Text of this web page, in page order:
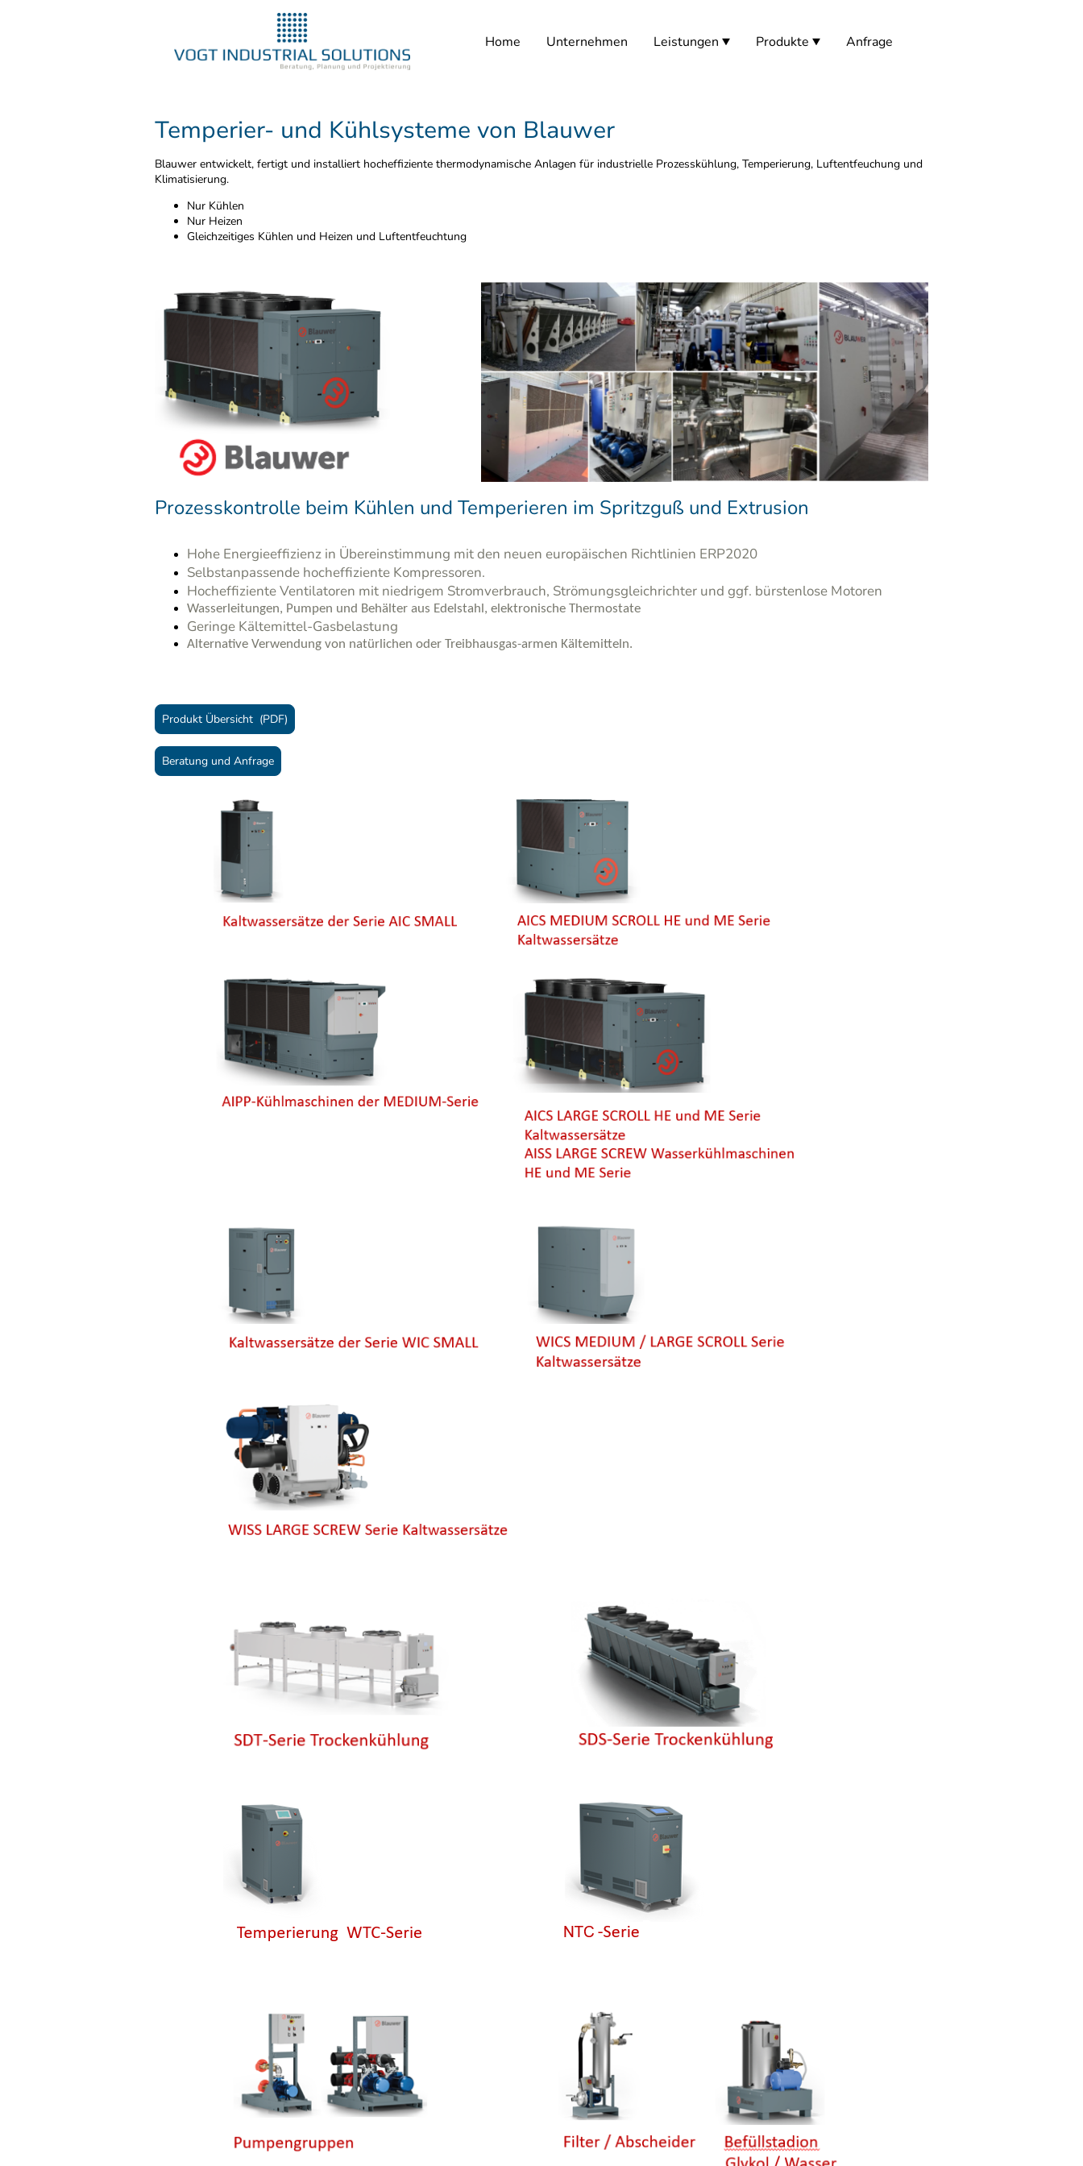
Home Unternehmen Leistungen Produkte Anfrage
Temperier- und Kühlsysteme von Blauwer
Produkt Übersicht (PDF)
Blauwer entwickelt, fertigt und installiert hocheffiziente thermodynamische Anlagen für industrielle Prozesskühlung, Temperierung, Luftentfeuchung und
Klimatisierung.
Nur Kühlen
Nur Heizen
Gleichzeitiges Kühlen und Heizen und Luftentfeuchtung
Prozesskontrolle beim Kühlen und Temperieren im Spritzguß und Extrusion
Hohe Energieeffizienz in Übereinstimmung mit den neuen europäischen Richtlinien ERP2020
Selbstanpassende hocheffiziente Kompressoren.
Hocheffiziente Ventilatoren mit niedrigem Stromverbrauch, Strömungsgleichrichter und ggf. bürstenlose Motoren
Wasserleitungen, Pumpen und Behälter aus Edelstahl, elektronische Thermostate
Geringe Kältemittel-Gasbelastung
Alternative Verwendung von natürlichen oder Treibhausgas-armen Kältemitteln.
Beratung und Anfrage